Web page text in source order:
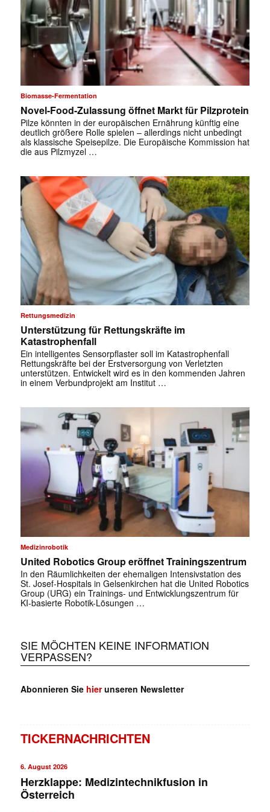
Biomasse-Fermentation
Novel-Food-Zulassung öffnet Markt für Pilzprotein
Pilze könnten in der europäischen Ernährung künftig eine
deutlich größere Rolle spielen – allerdings nicht unbedingt
als klassische Speisepilze. Die Europäische Kommission hat
die aus Pilzmyzel …
Rettungsmedizin
Unterstützung für Rettungskräfte im
Katastrophenfall
Ein intelligentes Sensorpflaster soll im Katastrophenfall
Rettungskräfte bei der Erstversorgung von Verletzten
unterstützen. Entwickelt wird es in den kommenden Jahren
in einem Verbundprojekt am Institut …
Medizinrobotik
United Robotics Group eröffnet Trainingszentrum
In den Räumlichkeiten der ehemaligen Intensivstation des
St. Josef-Hospitals in Gelsenkirchen hat die United Robotics
Group (URG) ein Trainings- und Entwicklungszentrum für
KI-basierte Robotik-Lösungen …
SIE MÖCHTEN KEINE INFORMATION
VERPASSEN?
Abonnieren Sie hierunseren Newsletter
TICKERNACHRICHTEN
6. August 2026
Herzklappe: Medizintechnikfusion in
Österreich